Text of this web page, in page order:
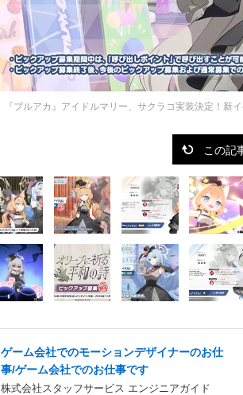
『ブルアカ』アイドルマリー、サクラコ実装決定！
この記
ゲーム会社でのモーションデザイナーのお仕
事/ゲーム会社でのお仕事です
株式会社スタッフサービス エンジニアガイド